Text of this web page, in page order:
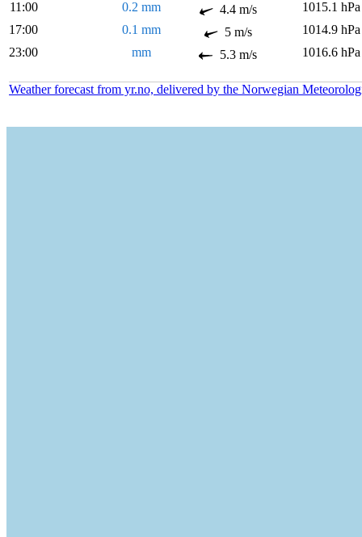
11:00
0.2 mm 4.4 m/s
1015.1 hPa
17:00
0.1 mm 5 m/s
1014.9 hPa
23:00
mm 5.3 m/s 1016.6 hPa
Weather forecast from yr.no, delivered by the Norwegian